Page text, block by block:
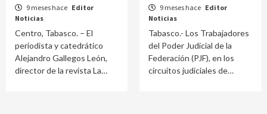
9 meses hace Editor
Noticias
Centro, Tabasco. – El
periodista y catedrático
Alejandro Gallegos León,
director de la revista La…
9 meses hace Editor
Noticias
Tabasco.- Los Trabajadores
del Poder Judicial de la
Federación (PJF), en los
circuitos judiciales de…